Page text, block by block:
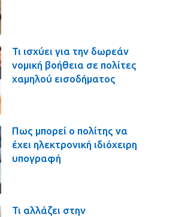
Τι ισχύει για την δωρεάν
νομική βοήθεια σε πολίτες
χαμηλού εισοδήματος
Πως μπορεί ο πολίτης να
έχει ηλεκτρονική ιδιόχειρη
υπογραφή
Τι αλλάζει στην